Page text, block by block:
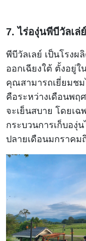
7. ไร่องุ่นพีบีวัลเล่
พีบีวัลเลย์ เป็นโรง
ออกเฉียงใต้ ตั้งอยู่
คุณสามารถเยี่ยมช
คือระหว่างเดือนพฤ
จะเย็นสบาย โดยเ
กระบวนการเก็บองุ่
ปลายเดือนมกราคม